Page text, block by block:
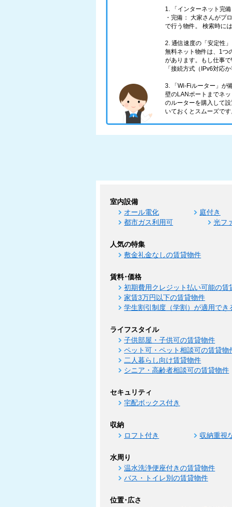
1. 「インターネット完
・完備： 大家さんがプ
で行う物件。 検索時に
2. 通信速度の「安定性
無料ネット物件は、1つ
があります。もし仕事
「接続方式（IPv6対応
3. 「Wi-Fiルーター」が
壁のLANポートまでネ
のルーターを購入して
いておくとスムーズです
室内設備
オール電化 庭付き
都市ガス利用可
光フ
人気の特集
敷金礼金なしの賃貸物件
賃料･価格
初期費用クレジット払い可能の賃
家賃3万円以下の賃貸物件
学生割引制度（学割）が適用でき
ライフスタイル
子供部屋・子供可の賃貸物件
ペット可・ペット相談可の賃貸物
二人暮らし向け賃貸物件
シニア・高齢者相談可の賃貸物件
セキュリティ
宅配ボックス付き
収納
ロフト付き 収納重視
水周り
温水洗浄便座付きの賃貸物件
バス・トイレ別の賃貸物件
位置･広さ